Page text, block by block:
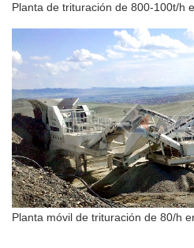
Planta de trituración de 800-100t/h
Planta móvil de trituración de 80/h